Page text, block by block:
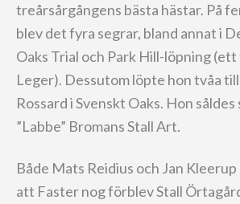
treårsårgångens bästa hästar. På
blev det fyra segrar, bland annat i
Oaks Trial och Park Hill-löpning
Leger). Dessutom löpte hon tvåa
Rossard i Svenskt Oaks. Hon
”Labbe” Bromans Stall Art.
Både Mats Reidius och Jan
att Faster nog förblev Stall